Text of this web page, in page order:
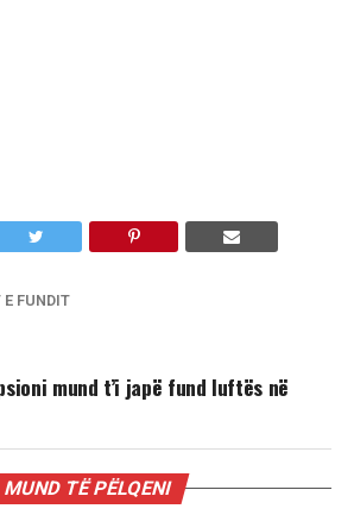
FUNDIT
mund t’i japë fund luftës në
MUND TË PËLQENI